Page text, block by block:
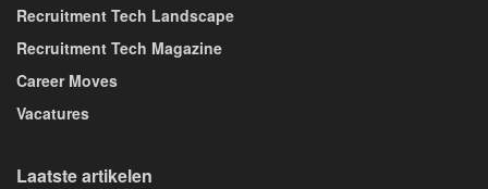
Recruitment Tech Landscape
Recruitment Tech Magazine
Career Moves
Vacatures
Laatste artikelen